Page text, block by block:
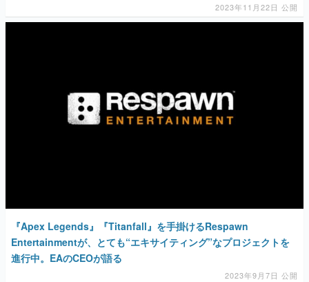
2023年11月22日 公開
『Apex Legends』『Titanfall』を手掛けるRespawn
Entertainmentが、とても“エキサイティング”なプロジェクトを
進行中。EAのCEOが語る
2023年9月7日 公開